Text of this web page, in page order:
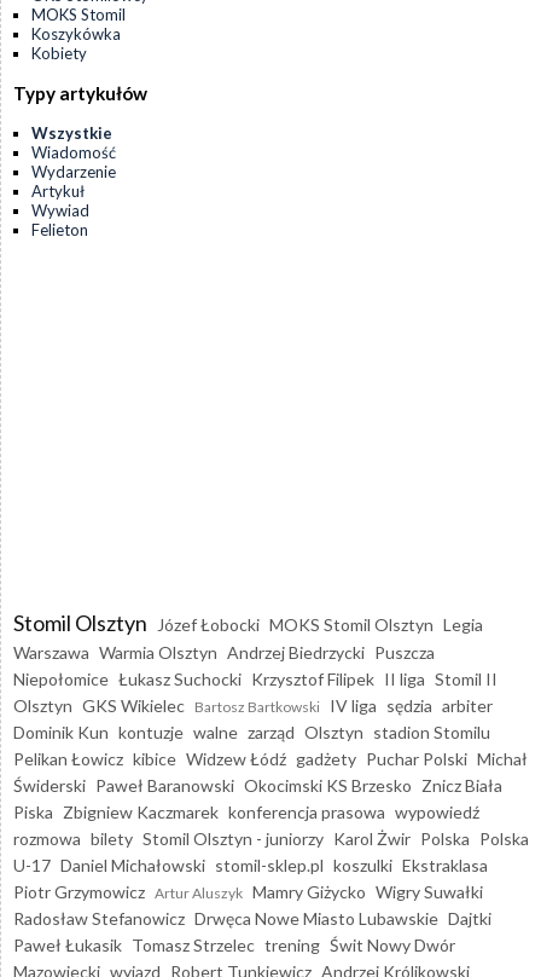
MOKS Stomil
Koszykówka
Kobiety
Typy artykułów
Wszystkie
Wiadomość
Wydarzenie
Artykuł
Wywiad
Felieton
Stomil Olsztyn Józef Łobocki MOKS Stomil Olsztyn Legia
Warszawa Warmia Olsztyn Andrzej Biedrzycki Puszcza
Niepołomice Łukasz Suchocki Krzysztof Filipek II liga Stomil II
Olsztyn GKS Wikielec Bartosz Bartkowski IV liga sędzia arbiter
Dominik Kun kontuzje walne zarząd Olsztyn stadion Stomilu
Pelikan Łowicz kibice Widzew Łódź gadżety Puchar Polski Michał
Świderski Paweł Baranowski Okocimski KS Brzesko Znicz Biała
Piska Zbigniew Kaczmarek konferencja prasowa wypowiedź
rozmowa bilety Stomil Olsztyn - juniorzy Karol Żwir Polska Polska
U-17 Daniel Michałowski stomil-sklep.pl koszulki Ekstraklasa
Piotr Grzymowicz Artur Aluszyk Mamry Giżycko Wigry Suwałki
Radosław Stefanowicz Drwęca Nowe Miasto Lubawskie Dajtki
Paweł Łukasik Tomasz Strzelec trening Świt Nowy Dwór
Mazowiecki wyjazd Robert Tunkiewicz Andrzej Królikowski